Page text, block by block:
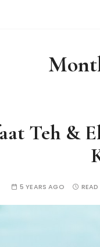
Teh &
5 YEARS AGO